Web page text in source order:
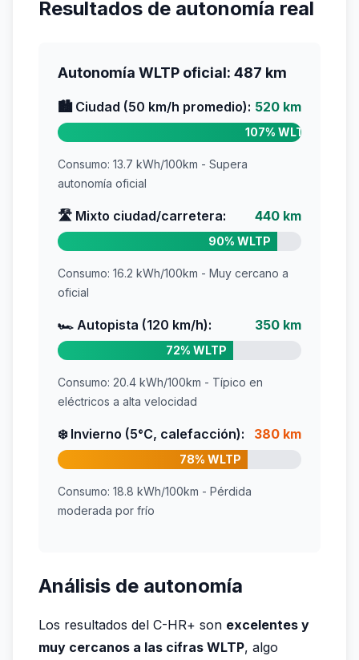
Resultados de autonomía real
Autonomía WLTP oficial: 487 km
🏙️ Ciudad (50 km/h promedio): 520 km
107% WLTP
Consumo: 13.7 kWh/100km - Supera
autonomía oficial
🛣️ Mixto ciudad/carretera: 440 km
90% WLTP
Consumo: 16.2 kWh/100km - Muy cercano a
oficial
🏎️ Autopista (120 km/h): 350 km
72% WLTP
Consumo: 20.4 kWh/100km - Típico en
eléctricos a alta velocidad
❄️ Invierno (5°C, calefacción): 380 km
78% WLTP
Consumo: 18.8 kWh/100km - Pérdida
moderada por frío
Análisis de autonomía
Los resultados del C-HR+ son excelentes y
muy cercanos a las cifras WLTP, algo